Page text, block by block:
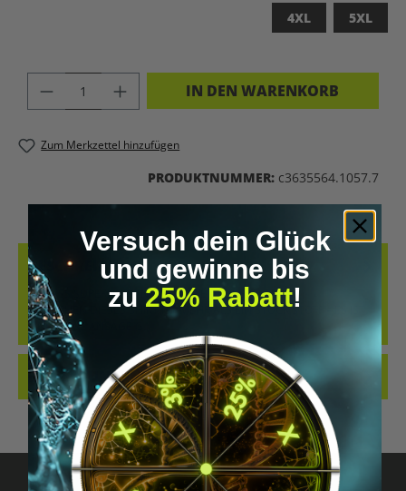
4XL 5XL
PRODUKT ANZAHL: GIB DEN
IN DEN WARENKORB
Zum Merkzettel hinzufügen
PRODUKTNUMMER: c3635564.1057.7
BESCHREIBUNG
BADASS SUPERHUMAN – FÜR ALLE, DIE KEIN LABEL
BRAUCHEN DIESES SHIRT IST MEHR ALS EIN STÜCK STOFF – ES IST
EINE KLARE ANSAGE G…
BEWERTUNGEN
Versuch dein Glück
und gewinne bis
zu 25% Rabatt!